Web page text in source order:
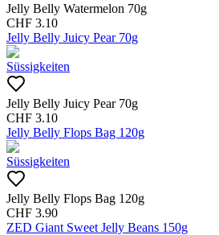
Jelly Belly Watermelon 70g
CHF 3.10
Jelly Belly Juicy Pear 70g
Süssigkeiten
Jelly Belly Juicy Pear 70g
CHF 3.10
Jelly Belly Flops Bag 120g
Süssigkeiten
Jelly Belly Flops Bag 120g
CHF 3.90
ZED Giant Sweet Jelly Beans 150g